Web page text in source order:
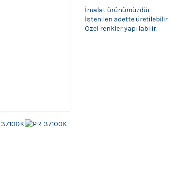
İmalat ürünümüzdür.
İstenilen adette üretilebilir
Özel renkler yapılabilir.